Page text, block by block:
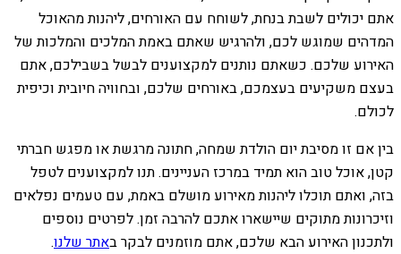
אתם יכולים לשבת בנחת, לשוחח עם האורחים, ליהנות מהאוכל
המדהים שמוגש לכם, ולהרגיש שאתם באמת המלכים והמלכות של
האירוע שלכם. כשאתם נותנים למקצוענים לבשל בשבילכם, אתם
בעצם משקיעים בעצמכם, באורחים שלכם, ובחוויה חיובית וכיפית
לכולם.
בין אם זו מסיבת יום הולדת שמחה, חתונה מרגשת או מפגש חברתי
קטן, אוכל טוב הוא תמיד במרכז העניינים. תנו למקצוענים לטפל
בזה, ואתם תוכלו ליהנות מאירוע מושלם באמת, עם טעמים נפלאים
וזיכרונות מתוקים שיישארו אתכם להרבה זמן. לפרטים נוספים
ולתכנון האירוע הבא שלכם, אתם מוזמנים לבקר באתר שלנו.